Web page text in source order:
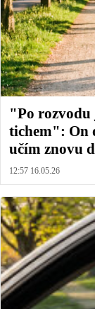
"Po rozvodu
tichem": On
učím znovu
12:57 16.05.26